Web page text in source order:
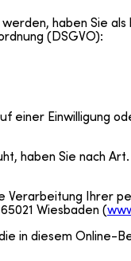
haben Sie
(DSGVO):
einer Einwilligung
haben Sie nach
Ihrer
Wiesbaden (
in diesem